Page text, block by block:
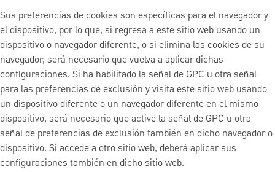
Sus preferencias de cookies son específicas para el navegador y
el dispositivo, por lo que, si regresa a este sitio web usando un
dispositivo o navegador diferente, o si elimina las cookies de su
navegador, será necesario que vuelva a aplicar dichas
configuraciones. Si ha habilitado la señal de GPC u otra señal
para las preferencias de exclusión y visita este sitio web usando
un dispositivo diferente o un navegador diferente en el mismo
dispositivo, será necesario que active la señal de GPC u otra
señal de preferencias de exclusión también en dicho navegador o
dispositivo. Si accede a otro sitio web, deberá aplicar sus
configuraciones también en dicho sitio web.